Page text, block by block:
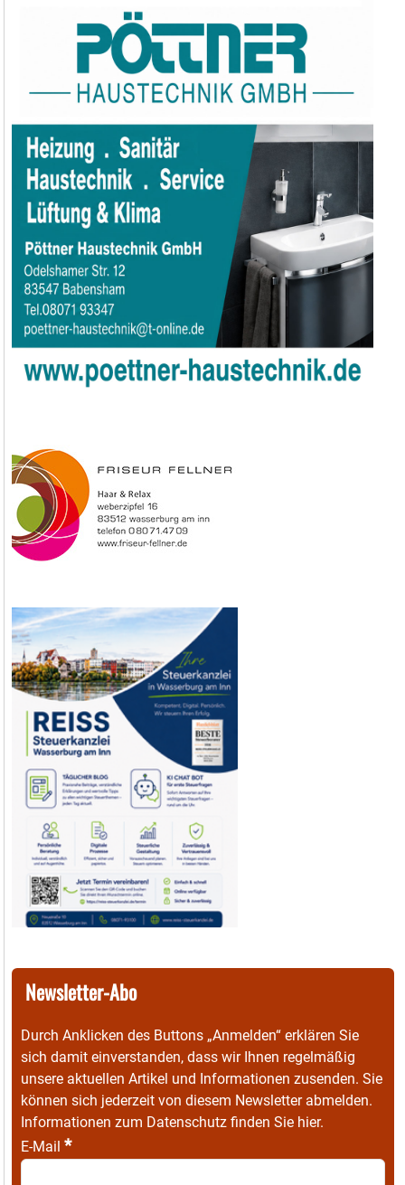
Newsletter-Abo
Durch Anklicken des Buttons „Anmelden“ erklären Sie
sich damit einverstanden, dass wir Ihnen regelmäßig
unsere aktuellen Artikel und Informationen zusenden. Sie
können sich jederzeit von diesem Newsletter abmelden.
Informationen zum Datenschutz finden Sie hier.
E-Mail *